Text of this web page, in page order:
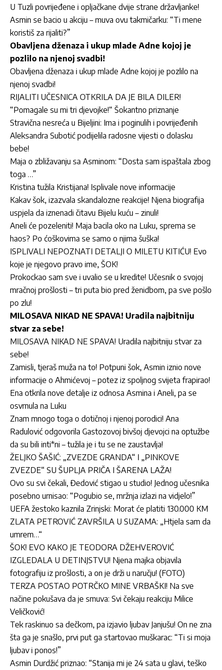
U Tuzli povrijeđene i opljačkane dvije strane državljanke!
Asmin se bacio u akciju – muva ovu takmičarku: “Ti mene
koristiš za rijaliti?”
Obavljena dženaza i ukup mlade Adne kojoj je
pozlilo na njenoj svadbi!
Obavljena dženaza i ukup mlade Adne kojoj je pozlilo na
njenoj svadbi!
RIJALITI UČESNICA OTKRILA DA JE BILA DILER!
“Pomagale su mi tri djevojke!“ Šokantno priznanje
Stravična nesreća u Bijeljini: Ima i poginulih i povrijeđenih
Aleksandra Subotić podijelila radosne vijesti o dolasku
bebe!
Maja o zbližavanju sa Asminom: “Dosta sam ispaštala zbog
toga …”
Kristina tužila Kristijana! Isplivale nove informacije
Kakav šok, izazvala skandalozne reakcije! Njena biografija
uspjela da iznenadi čitavu Bijelu kuću – zinuli!
Aneli će pozeleniti! Maja bacila oko na Luku, sprema se
haos? Po ćoškovima se samo o njima šuška!
ISPLIVALI NEPOZNATI DETALJI O MILETU KITIĆU! Evo
koje je njegovo pravo ime, ŠOK!
Prokockao sam sve i uvalio se u kredite! Učesnik o svojoj
mračnoj prošlosti – tri puta bio pred ženidbom, pa sve pošlo
po zlu!
MILOSAVA NIKAD NE SPAVA! Uradila najbitniju
stvar za sebe!
MILOSAVA NIKAD NE SPAVA! Uradila najbitniju stvar za
sebe!
Zamisli, tjeraš muža na to! Potpuni šok, Asmin iznio nove
informacije o Ahmićevoj – potez iz spoljnog svijeta frapirao!
Ena otkrila nove detalje iz odnosa Asmina i Aneli, pa se
osvrnula na Luku
Znam mnogo toga o dotičnoj i njenoj porodici! Ana
Radulović odgovorila Gastozovoj bivšoj djevojci na optužbe
da su bili inti*ni – tužila je i tu se ne zaustavlja!
ŽELJKO ŠAŠIĆ: „ZVEZDE GRANDA“ I „PINKOVE
ZVEZDE“ SU ŠUPLJA PRIČA I ŠARENA LAŽA!
Ovo su svi čekali, Đedović stigao u studio! Jednog učesnika
posebno urnisao: “Pogubio se, mržnja izlazi na vidjelo!”
UEFA žestoko kaznila Zrinjski: Morat će platiti 130.000 KM
ZLATA PETROVIĆ ZAVRŠILA U SUZAMA: „Htjela sam da
umrem…“
ŠOK! EVO KAKO JE TEODORA DŽEHVEROVIĆ
IZGLEDALA U DETINJSTVU! Njena majka objavila
fotografiju iz prošlosti, a on je drži u naručju! (FOTO)
TERZA POSTAO POTRČKO MINE VRBAŠKI! Na sve
načine pokušava da je smuva: Svi čekaju reakciju Milice
Veličković!
Tek raskinuo sa dečkom, pa izjavio ljubav Janjušu! On ne zna
šta ga je snašlo, prvi put ga startovao muškarac: “Ti si moja
ljubav i ponos!”
Asmin Durdžić priznao: “Stanija mi je 24 sata u glavi, teško